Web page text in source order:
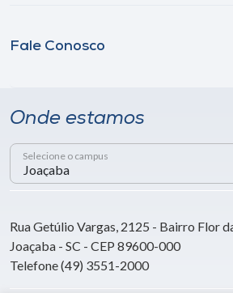
Fale Conosco
Onde estamos
Selecione o campus
Rua Getúlio Vargas, 2125 - Bairro Flor
Joaçaba - SC - CEP 89600-000
Telefone (49) 3551-2000